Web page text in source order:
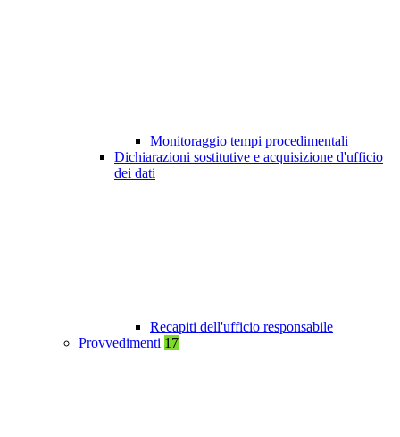
Monitoraggio tempi procedimentali
Dichiarazioni sostitutive e acquisizione d'ufficio
dei dati
Recapiti dell'ufficio responsabile
Provvedimenti 17